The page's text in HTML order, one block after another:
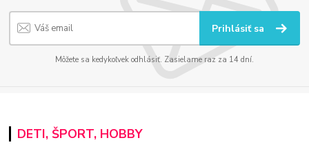
Prihlásiť sa
Môžete sa kedykoľvek odhlásiť. Zasielame raz za 14 dní.
DETI, ŠPORT, HOBBY